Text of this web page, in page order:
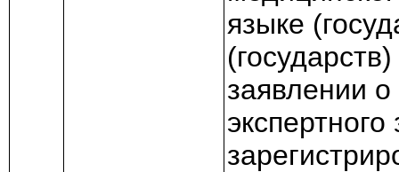
языке
заявлении